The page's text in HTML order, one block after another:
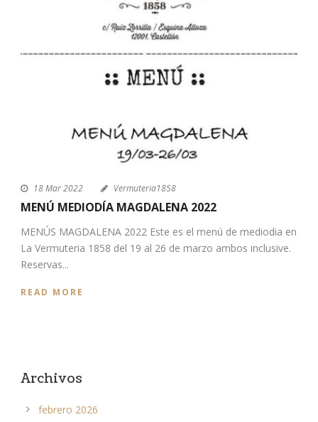
18 Mar 2022 Vermuteria1858
MENÚ MEDIODÍA MAGDALENA 2022
MENÚS MAGDALENA 2022 Este es el menú de mediodia en
La Vermuteria 1858 del 19 al 26 de marzo ambos inclusive.
Reservas...
READ MORE
Archivos
febrero 2026